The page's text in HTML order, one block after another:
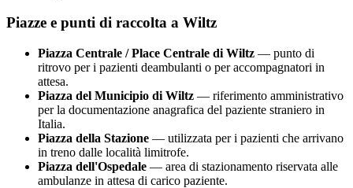
Piazze e punti di raccolta a Wiltz
Piazza Centrale / Place Centrale di Wiltz — punto di
ritrovo per i pazienti deambulanti o per accompagnatori in
attesa.
Piazza del Municipio di Wiltz — riferimento amministrativo
per la documentazione anagrafica del paziente straniero in
Italia.
Piazza della Stazione — utilizzata per i pazienti che arrivano
in treno dalle località limitrofe.
Piazza dell'Ospedale — area di stazionamento riservata alle
ambulanze in attesa di carico paziente.